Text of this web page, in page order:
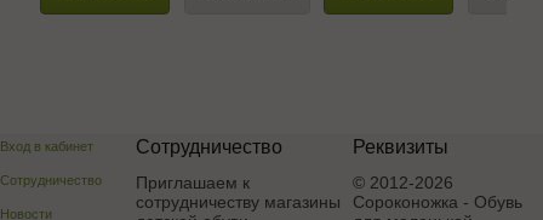
Вход в кабинет
Сотрудничество
Новости
Сотрудничество
Приглашаем к
сотрудничеству магазины
Реквизиты
© 2012-2026
Сороконожка - Обувь